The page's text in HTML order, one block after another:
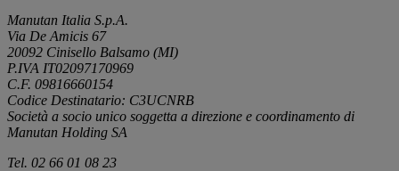
Manutan Italia S.p.A.
Via De Amicis 67
20092 Cinisello Balsamo (MI)
P.IVA IT02097170969
C.F. 09816660154
Codice Destinatario: C3UCNRB
Società a socio unico soggetta a direzione e coordinamento di
Manutan Holding SA
Tel. 02 66 01 08 23